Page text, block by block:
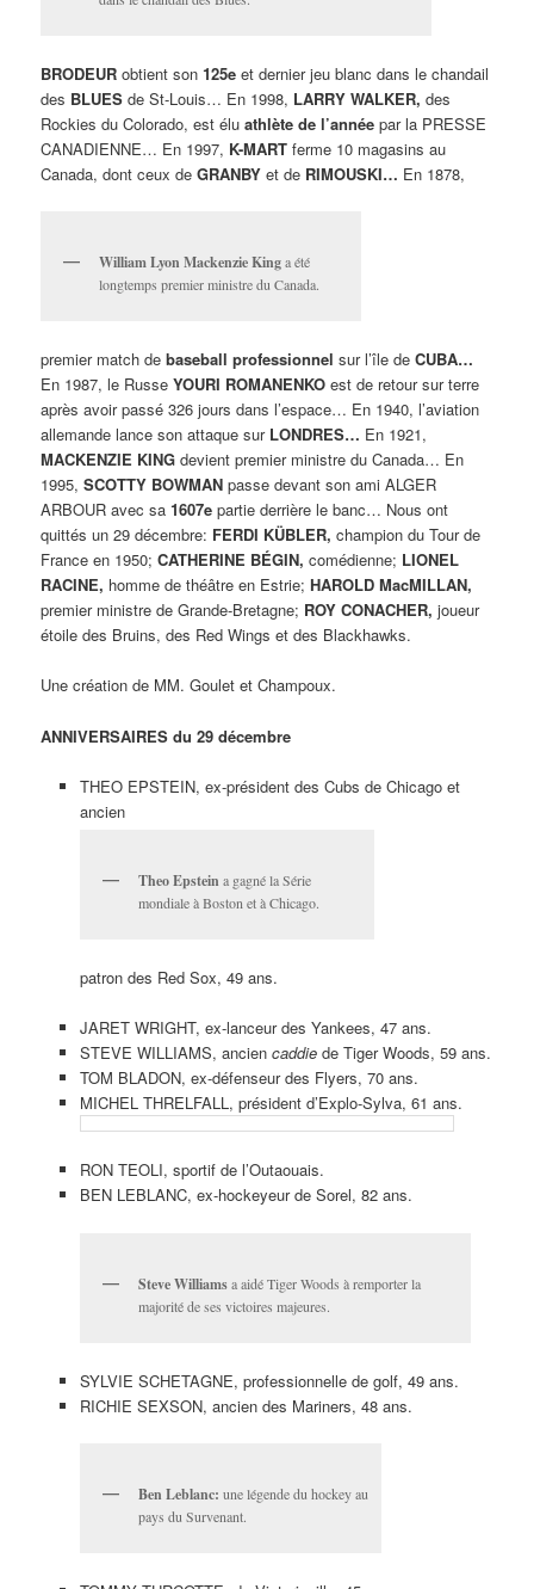
BRODEUR obtient son125e et dernier jeu blanc dans le chandail
des BLUES de St-Louis… En 1998, LARRY WALKER, des
Rockies du Colorado, est éluathlète de l’année par la PRESSE
CANADIENNE… En 1997, K-MART ferme 10 magasins au
Canada, dont ceux deGRANBY et de RIMOUSKI… En 1878,
William Lyon Mackenzie Kinga été
longtemps premier ministre du Canada.
premier match debaseball professionnel sur l’île deCUBA…
En 1987, le RusseYOURI ROMANENKO est de retour sur terre
après avoir passé 326 jours dans l’espace… En 1940, l’aviation
allemande lance son attaque sur LONDRES… En 1921,
MACKENZIE KING devient premier ministre du Canada… En
1995,SCOTTY BOWMAN passe devant son ami ALGER
ARBOUR avec sa1607e partie derrière le banc… Nous ont
quittés un 29 décembre: FERDI KÜBLER, champion du Tour de
France en 1950;CATHERINE BÉGIN, comédienne; LIONEL
RACINE, homme de théâtre en Estrie;HAROLD MacMILLAN,
premier ministre de Grande-Bretagne; ROY CONACHER, joueur
étoile des Bruins, des Red Wings et des Blackhawks.
Une création de MM. Goulet et Champoux.
ANNIVERSAIRES du 29 décembre
THEO EPSTEIN, ex-président des Cubs de Chicago et
ancien
Theo Epstein a gagné la Série
mondiale à Boston et à Chicago.
patron des Red Sox, 49 ans.
JARET WRIGHT, ex-lanceur des Yankees, 47 ans.
STEVE WILLIAMS, ancien caddiede Tiger Woods, 59 ans.
TOM BLADON, ex-défenseur des Flyers, 70 ans.
MICHEL THRELFALL, président d’Explo-Sylva, 61 ans.
RON TEOLI, sportif de l’Outaouais.
BEN LEBLANC, ex-hockeyeur de Sorel, 82 ans.
Steve Williamsa aidé Tiger Woods à remporter la
majorité de ses victoires majeures.
SYLVIE SCHETAGNE, professionnelle de golf, 49 ans.
RICHIE SEXSON, ancien des Mariners, 48 ans.
Ben Leblanc: une légende du hockey au
pays du Survenant.